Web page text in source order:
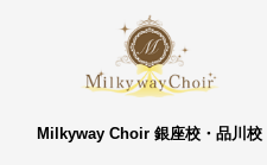
Milkyway Choir 銀座校・品川校